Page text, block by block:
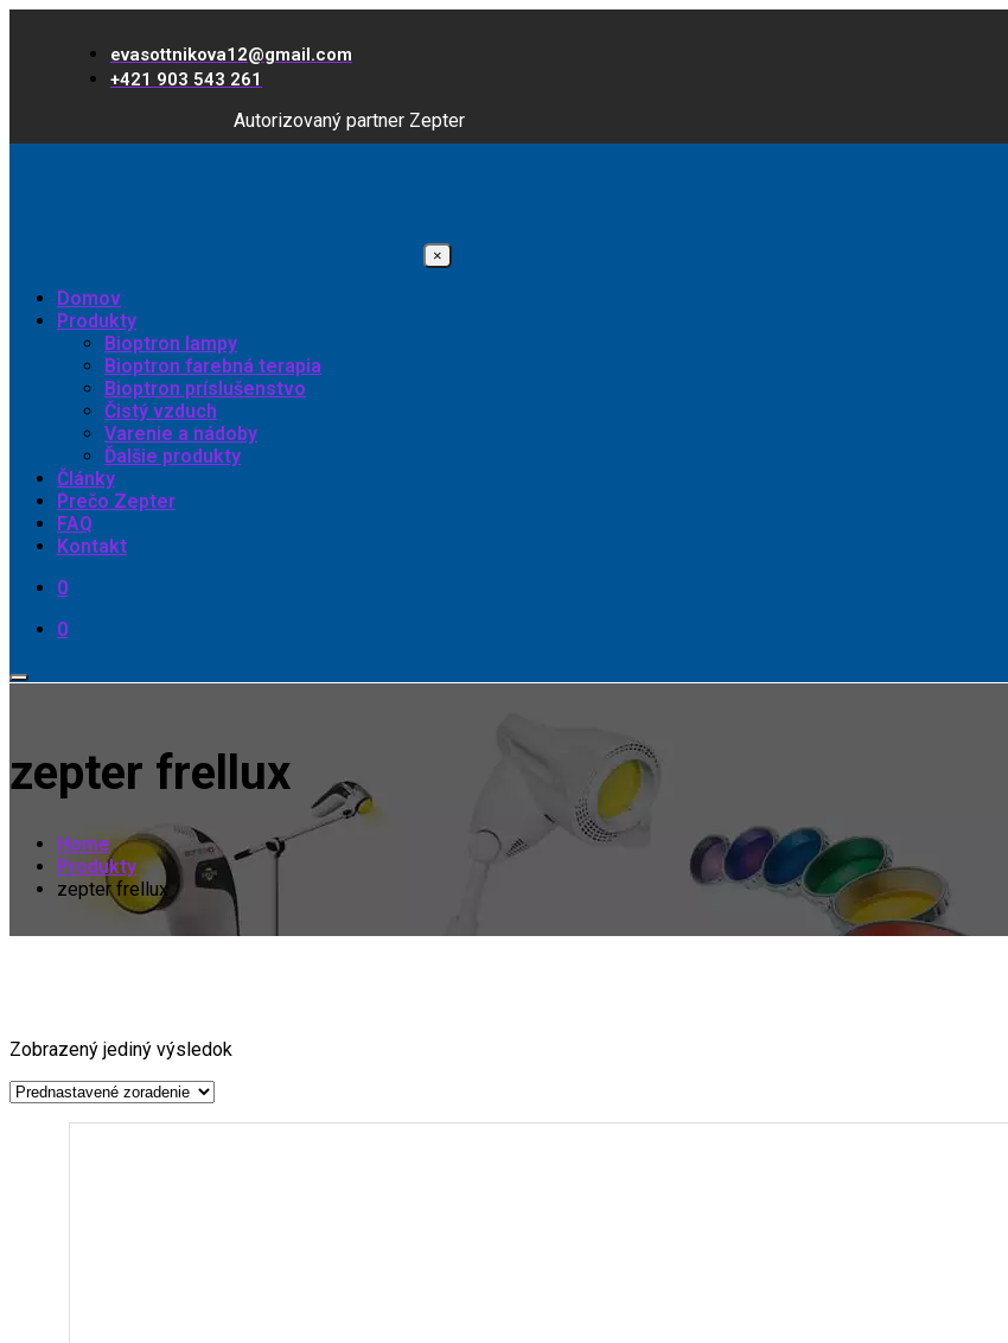
evasottnikova12@gmail.com
+421 903 543 261
Autorizovaný partner Zepter
×
Domov
Produkty
Bioptron lampy
Bioptron farebná terapia
Bioptron príslušenstvo
Čistý vzduch
Varenie a nádoby
Ďalšie produkty
Články
Prečo Zepter
FAQ
Kontakt
0
0
zepter frellux
Home
Produkty
zepter frellux
Zobrazený jediný výsledok